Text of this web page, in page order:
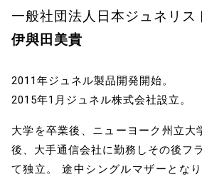
一般社団法人日本ジュネリス
伊與田美貴
2011年ジュネル製品開発開始。
2015年1月ジュネル株式会社設立。
大学を卒業後、ニューヨーク州立大
後、大手通信会社に勤務しその後フ
て独立。 途中シングルマザーとな